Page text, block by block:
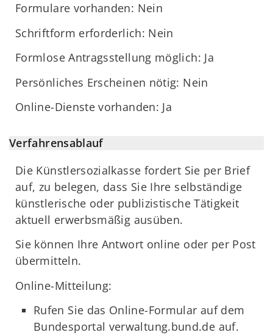
Formulare vorhanden: Nein
Schriftform erforderlich: Nein
Formlose Antragsstellung möglich: Ja
Persönliches Erscheinen nötig: Nein
Online-Dienste vorhanden: Ja
Verfahrensablauf
Die Künstlersozialkasse fordert Sie per Brief
auf, zu belegen, dass Sie Ihre selbständige
künstlerische oder publizistische Tätigkeit
aktuell erwerbsmäßig ausüben.
Sie können Ihre Antwort online oder per Post
übermitteln.
Online-Mitteilung:
Rufen Sie das Online-Formular auf dem
Bundesportal verwaltung.bund.de auf.